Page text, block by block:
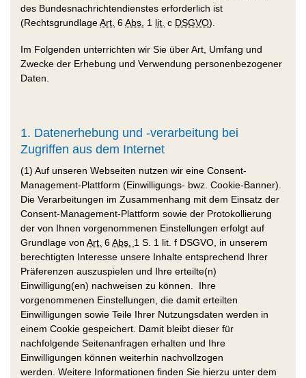
des Bundesnachrichtendienstes erforderlich ist
(RechtsgrundlageArt. 6Abs. 1 lit. c DSGVO).
Im Folgenden unterrichten wir Sie über Art, Umfang und
Zwecke der Erhebung und Verwendung personenbezogener
Daten.
1. Datenerhebung und -verarbeitung bei
Zugriffen aus dem Internet
(1) Auf unseren Webseiten nutzen wir eine Consent-
Management-Plattform (Einwilligungs- bwz. Cookie-Banner).
Die Verarbeitungen im Zusammenhang mit dem Einsatz der
Consent-Management-Plattform sowie der Protokollierung
der von Ihnen vorgenommenen Einstellungen erfolgt auf
Grundlage von Art. 6Abs. 1 S. 1 lit. f DSGVO, in unserem
berechtigten Interesse unsere Inhalte entsprechend Ihrer
Präferenzen auszuspielen und Ihre erteilte(n)
Einwilligung(en) nachweisen zu können. Ihre
vorgenommenen Einstellungen, die damit erteilten
Einwilligungen sowie Teile Ihrer Nutzungsdaten werden in
einem Cookie gespeichert. Damit bleibt dieser für
nachfolgende Seitenanfragen erhalten und Ihre
Einwilligungen können weiterhin nachvollzogen
werden. Weitere Informationen finden Sie hierzu unter dem